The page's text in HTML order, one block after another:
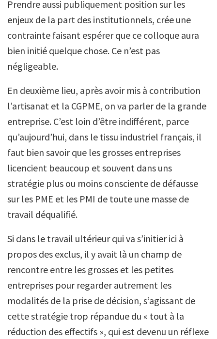
Prendre aussi publiquement position sur les
enjeux de la part des institutionnels, crée une
contrainte faisant espérer que ce colloque aura
bien initié quelque chose. Ce n’est pas
négligeable.
En deuxième lieu, après avoir mis à contribution
l’artisanat et la CGPME, on va parler de la grande
entreprise. C’est loin d’être indifférent, parce
qu’aujourd’hui, dans le tissu industriel français, il
faut bien savoir que les grosses entreprises
licencient beaucoup et souvent dans uns
stratégie plus ou moins consciente de défausse
sur les PME et les PMI de toute une masse de
travail déqualifié.
Si dans le travail ultérieur qui va s’initier ici à
propos des exclus, il y avait là un champ de
rencontre entre les grosses et les petites
entreprises pour regarder autrement les
modalités de la prise de décision, s’agissant de
cette stratégie trop répandue du « tout à la
réduction des effectifs », qui est devenu un réflexe